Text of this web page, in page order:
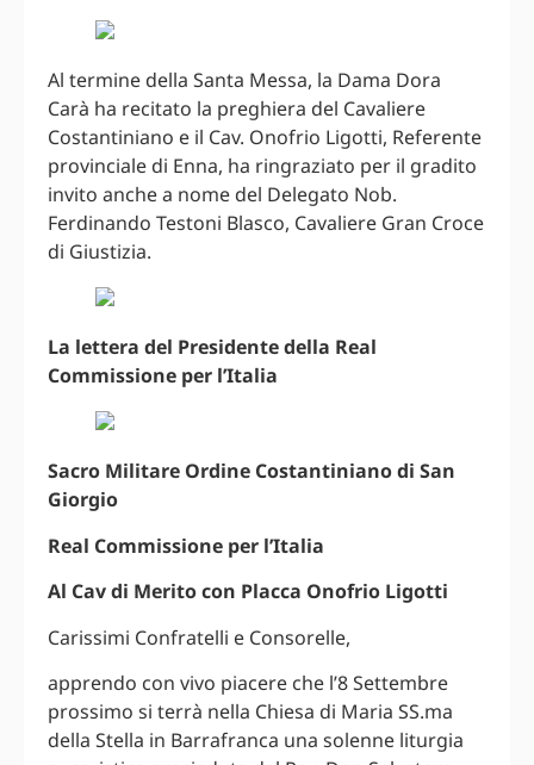
Al termine della Santa Messa, la Dama Dora
Carà ha recitato la preghiera del Cavaliere
Costantiniano e il Cav. Onofrio Ligotti, Referente
provinciale di Enna, ha ringraziato per il gradito
invito anche a nome del Delegato Nob.
Ferdinando Testoni Blasco, Cavaliere Gran Croce
di Giustizia.
La lettera del Presidente della Real
Commissione per l’Italia
Sacro Militare Ordine Costantiniano di San
Giorgio
Real Commissione per l’Italia
Al Cav di Merito con Placca Onofrio Ligotti
Carissimi Confratelli e Consorelle,
apprendo con vivo piacere che l’8 Settembre
prossimo si terrà nella Chiesa di Maria SS.ma
della Stella in Barrafranca una solenne liturgia